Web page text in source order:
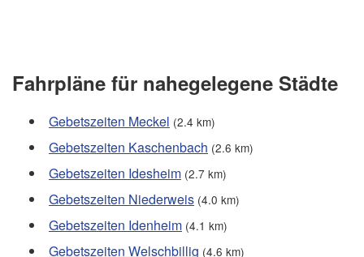
Fahrpläne für nahegelegene Städte
Gebetszeiten Meckel (2.4 km)
Gebetszeiten Kaschenbach (2.6 km)
Gebetszeiten Idesheim (2.7 km)
Gebetszeiten Niederweis (4.0 km)
Gebetszeiten Idenheim (4.1 km)
Gebetszeiten Welschbillig (4.6 km)